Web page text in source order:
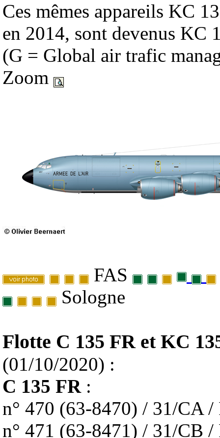
Ces mêmes appareils KC
en 2014, sont devenus KC
(G = Global air trafic
Zoom
FAS
Sologne
Flotte C 135 FR et KC
(01/10/2020) :
C 135 FR:
n° 470 (63-8470) / 31/CA
n° 471 (63-8471) / 31/CB